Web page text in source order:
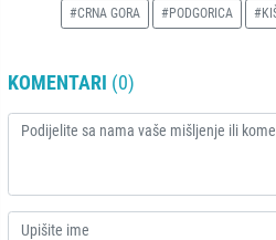
#CRNA GORA #PODGORICA
KOMENTARI (0)